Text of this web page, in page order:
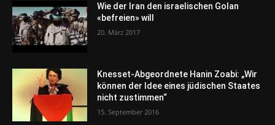
Wie der Iran den israelischen Golan
«befreien» will
20. März 2017
Knesset-Abgeordnete Hanin Zoabi: „Wir
können der Idee eines jüdischen Staates
nicht zustimmen“
15. September 2016